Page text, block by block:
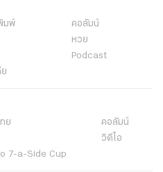
มพ์
คอลัมน์
หวย
Podcast
ย
คอลัมน์
วิดีโอ
7-a-Side Cup